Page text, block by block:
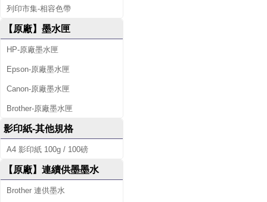
列印市集-相容色帶
【原廠】墨水匣
HP-原廠墨水匣
Epson-原廠墨水匣
Canon-原廠墨水匣
Brother-原廠墨水匣
影印紙-其他規格
A4 影印紙 100g / 100磅
【原廠】連續供墨墨水
Brother 連供墨水